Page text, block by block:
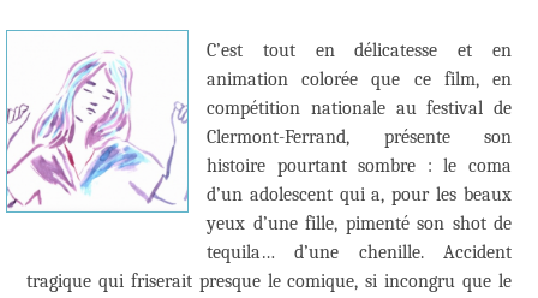
C’est tout en délicatesse et en
animation colorée que ce film, en
compétition nationale au festival de
Clermont-Ferrand, présente son
histoire pourtant sombre : le coma
d’un adolescent qui a, pour les beaux
yeux d’une fille, pimenté son shot de
tequila… d’une chenille. Accident
tragique qui friserait presque le comique, si incongru que le